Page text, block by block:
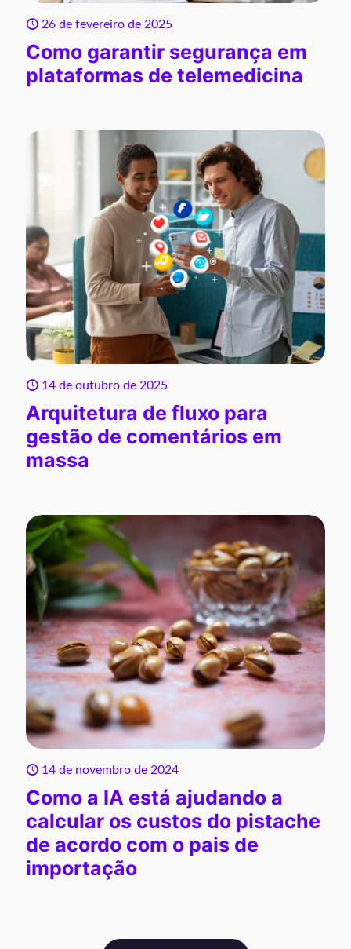
26 de fevereiro de 2025
Como garantir segurança em
plataformas de telemedicina
14 de outubro de 2025
Arquitetura de fluxo para
gestão de comentários em
massa
14 de novembro de 2024
Como a IA está ajudando a
calcular os custos do pistache
de acordo com o pais de
importação